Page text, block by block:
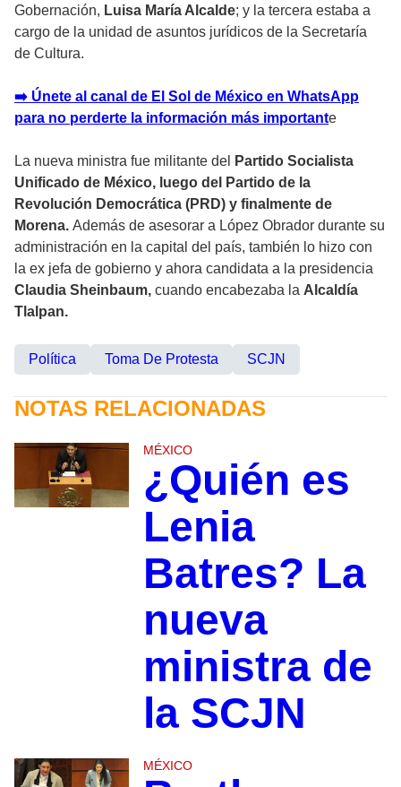
Gobernación, Luisa María Alcalde; y la tercera estaba a
cargo de la unidad de asuntos jurídicos de la Secretaría
de Cultura.
➡️ Únete al canal de El Sol de México en WhatsApp
para no perderte la información más importante
La nueva ministra fue militante del
Partido Socialista
Unificado de México, luego del Partido de la
Revolución Democrática (PRD) y finalmente de
Morena. Además de asesorar a López Obrador durante su
administración en la capital del país, también lo hizo con
la ex jefa de gobierno y ahora candidata a la presidencia
Claudia Sheinbaum, cuando encabezaba la Alcaldía
Tlalpan.
Política Toma De Protesta SCJN
NOTAS RELACIONADAS
MÉXICO
¿Quién es
Lenia
Batres? La
nueva
ministra de
la SCJN
MÉXICO